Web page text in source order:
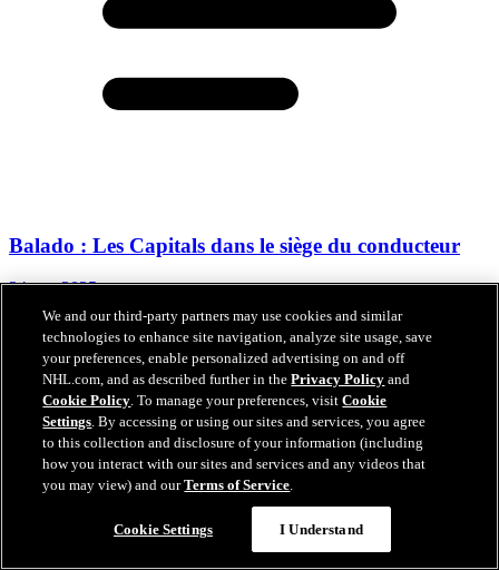
Balado : Les Capitals dans le siège du conducteur
24 avr. 2025
We and our third-party partners may use cookies and similar
technologies to enhance site navigation, analyze site usage, save
your preferences, enable personalized advertising on and off
NHL.com, and as described further in thePrivacy Policy and
Cookie Policy. To manage your preferences, visitCookie
Settings. By accessing or using our sites and services, you agree
to this collection and disclosure of your information (including
how you interact with our sites and services and any videos that
you may view) and ourTerms of Service.
Cookie Settings I Understand